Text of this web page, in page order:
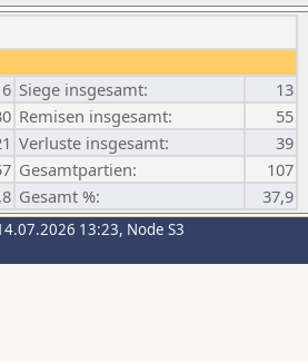
6 Siege insgesamt:
13
Remisen insgesamt:
55
Verluste insgesamt:
39
Gesamtpartien:
107
Gesamt %: 37,9
13:23, Node S3